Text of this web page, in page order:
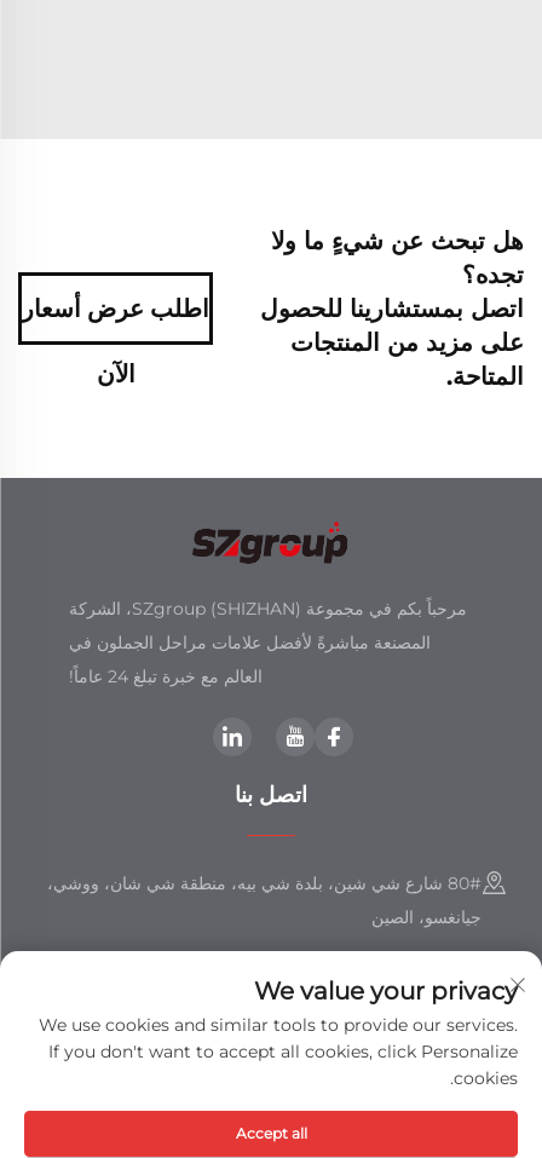
هل تبحث عن شيءٍ ما ولا
تجده؟
اتصل بمستشارينا للحصول
على مزيد من المنتجات
المتاحة.
اطلب عرض أسعار
الآن
مرحباً بكم في مجموعة SZgroup (SHIZHAN)، الشركة
المصنعة مباشرةً لأفضل علامات مراحل الجملون في
العالم مع خبرة تبلغ 24 عاماً!
اتصل بنا
80# شارع شي شين، بلدة شي بيه، منطقة شي شان، ووشي،
جيانغسو، الصين
[email protected]
حقوق النشر © شركة جيانغسو شيزهان المحدودة جميع الحقوق محفوظة -
سياسة الخصوصية -
We value your privacy
We use cookies and similar tools to provide our services.
If you don't want to accept all cookies, click Personalize
cookies.
Accept all